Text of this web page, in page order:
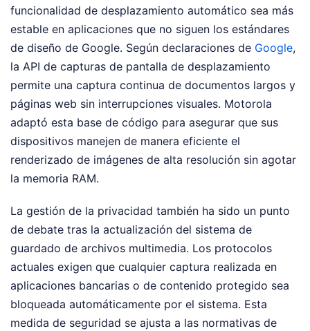
funcionalidad de desplazamiento automático sea más
estable en aplicaciones que no siguen los estándares
de diseño de Google. Según declaraciones de Google,
la API de capturas de pantalla de desplazamiento
permite una captura continua de documentos largos y
páginas web sin interrupciones visuales. Motorola
adaptó esta base de código para asegurar que sus
dispositivos manejen de manera eficiente el
renderizado de imágenes de alta resolución sin agotar
la memoria RAM.
La gestión de la privacidad también ha sido un punto
de debate tras la actualización del sistema de
guardado de archivos multimedia. Los protocolos
actuales exigen que cualquier captura realizada en
aplicaciones bancarias o de contenido protegido sea
bloqueada automáticamente por el sistema. Esta
medida de seguridad se ajusta a las normativas de